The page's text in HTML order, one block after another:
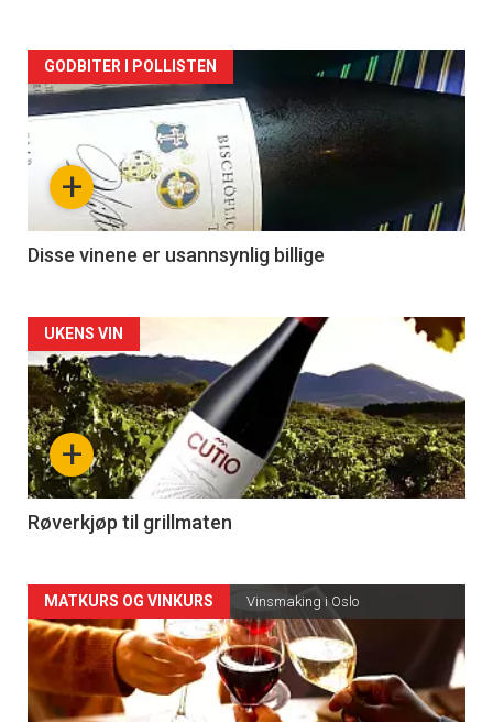
Forsiden
akkurat
nå
3
+
GODBITER I POLLISTEN
Disse vinene er usannsynlig billige
Forsiden
akkurat
nå
-
4
+
UKENS VIN
Røverkjøp til grillmaten
Forsiden
akkurat
nå
MATKURS OG VINKURS Vinsmaking i Oslo